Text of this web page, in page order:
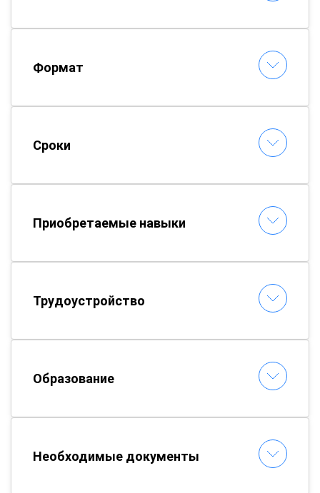
Формат
Сроки
Приобретаемые навыки
Трудоустройство
Образование
Необходимые документы